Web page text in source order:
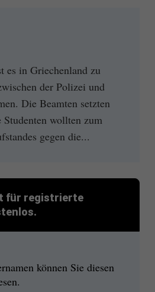
es in Griechenland zu
der Polizei und
Die Beamten setzten
Studenten wollten zum
gegen die...
für registrierte
können Sie diesen